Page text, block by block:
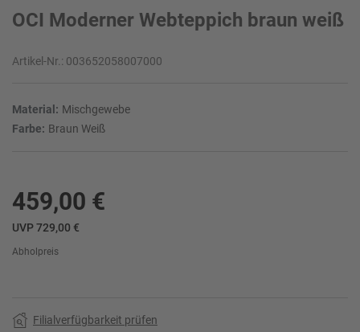
OCI Moderner Webteppich braun weiß
Artikel-Nr.: 003652058007000
Material: Mischgewebe
Farbe: Braun Weiß
459,00 €
UVP 729,00 €
Abholpreis
Filialverfügbarkeit prüfen